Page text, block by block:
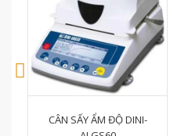
MÁY ĐO ĐỘ ẨM GẠO KETT